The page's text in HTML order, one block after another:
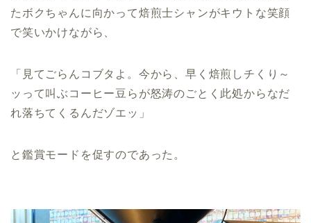
たボクちゃんに向かって焙煎士シャンがキウトな笑顔
で笑いかけながら、
「見てごらんコブタよ。今から、早く焙煎しチくり～
ッって叫ぶコーヒー豆らが怒涛のごとく此処からなだ
れ落ちてくるんだゾエッ」
と鑑賞モードを促すのであった。